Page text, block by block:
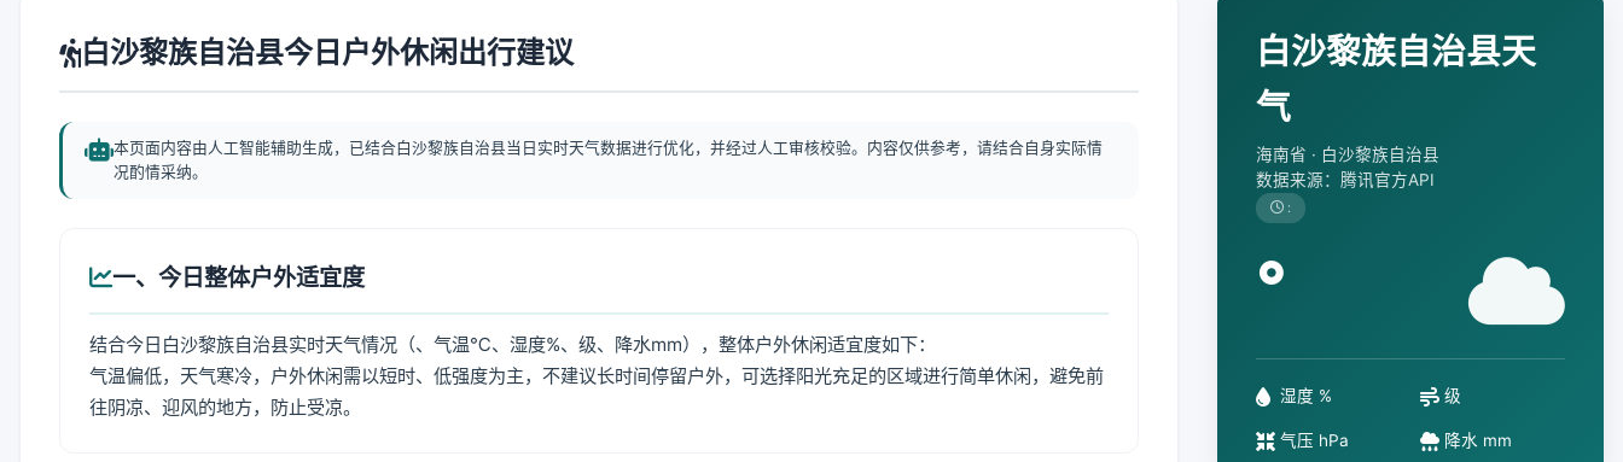
白沙黎族自治县今日户外休闲出行建议
本页面内容由人工智能辅助生成，已结合白沙黎族自治县当日实时天气数据进行优化，并经过人工审核校验。内容仅供参考，请结合自身实际情
况酌情采纳。
一、今日整体户外适宜度
结合今日白沙黎族自治县实时天气情况（、气温℃、湿度%、级、降水mm），整体户外休闲适宜度如下：
气温偏低，天气寒冷，户外休闲需以短时、低强度为主，不建议长时间停留户外，可选择阳光充足的区域进行简单休闲，避免前
往阴凉、迎风的地方，防止受凉。
白沙黎族自治县天
气
海南省 · 白沙黎族自治县
数据来源：腾讯官方API
:
°
湿度 % 级
气压 hPa 降水 mm